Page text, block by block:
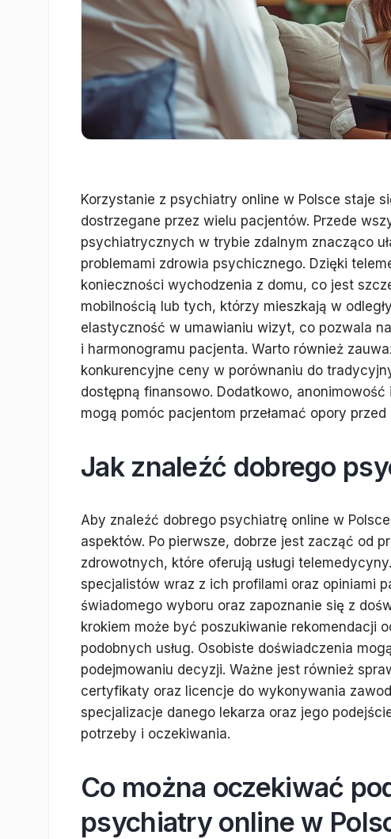
Korzystanie z psychiatry online w Polsce staje
dostrzegane przez wielu pacjentów. Przede
psychiatrycznych w trybie zdalnym znacząco
problemami zdrowia psychicznego. Dzięki
konieczności wychodzenia z domu, co jest
mobilnością lub tych, którzy mieszkają w
elastyczność w umawianiu wizyt, co pozwala
i harmonogramu pacjenta. Warto również
konkurencyjne ceny w porównaniu do
dostępną finansowo. Dodatkowo,
mogą pomóc pacjentom przełamać opory
Jak znaleźć dobrego
Aby znaleźć dobrego psychiatrę online w
aspektów. Po pierwsze, dobrze jest zacząć od
zdrowotnych, które oferują usługi
specjalistów wraz z ich profilami oraz opiniami
świadomego wyboru oraz zapoznanie się z
krokiem może być poszukiwanie rekomendacji
podobnych usług. Osobiste doświadczenia
podejmowaniu decyzji. Ważne jest również
certyfikaty oraz licencje do wykonywania
specjalizacje danego lekarza oraz jego
potrzeby i oczekiwania.
Co można oczekiwać
psychiatry online w